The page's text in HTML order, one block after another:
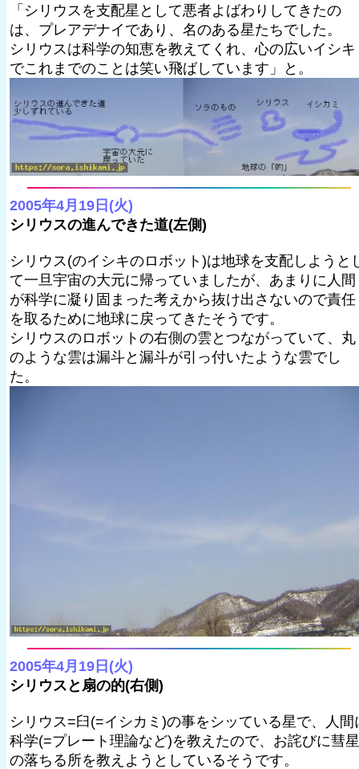
「シリウスを支配星として悪者よばわりしてきたの
は、プレアデナイであり、名のある星たちでした。
シリウスは科学の知恵を教えてくれ、心の広いイシキ
でこれまでのことは笑い飛ばしています」と。
2005年4月19日(火)
シリウスの進んできた道(左側)
シリウス(のイシキのロボット)は地球を支配しようと
て一旦宇宙の大元に帰っていましたが、あまりに人間
が科学に凝り固まった考えから抜け出さないので責任
を取るために地球に戻ってきたそうです。
シリウスのロボットの右側の雲とつながっていて、丸
のような雲は漏斗と漏斗が引っ付いたような雲でし
た。
2005年4月19日(火)
シリウスと扇の的(右側)
シリウス=臼(=イシカミ)の事をシッている星で、人間
科学(=プレート理論など)を教えたので、お詫びに彗星
の落ちる所を教えようとしているそうです。